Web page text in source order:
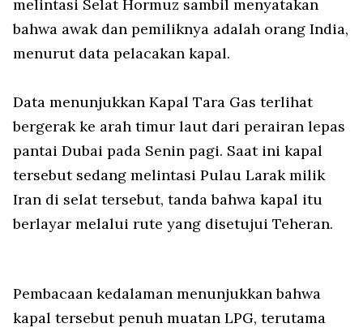
melintasi Selat Hormuz sambil menyatakan
bahwa awak dan pemiliknya adalah orang India,
menurut data pelacakan kapal.
Data menunjukkan Kapal Tara Gas terlihat
bergerak ke arah timur laut dari perairan lepas
pantai Dubai pada Senin pagi. Saat ini kapal
tersebut sedang melintasi Pulau Larak milik
Iran di selat tersebut, tanda bahwa kapal itu
berlayar melalui rute yang disetujui Teheran.
Pembacaan kedalaman menunjukkan bahwa
kapal tersebut penuh muatan LPG, terutama